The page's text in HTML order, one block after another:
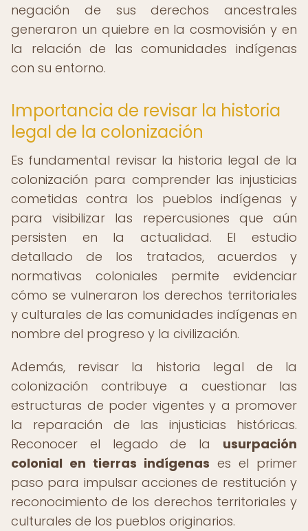
negación de sus derechos ancestrales
generaron un quiebre en la cosmovisión y en
la relación de las comunidades indígenas
con su entorno.
Importancia de revisar la historia
legal de la colonización
Es fundamental revisar la historia legal de la
colonización para comprender las injusticias
cometidas contra los pueblos indígenas y
para visibilizar las repercusiones que aún
persisten en la actualidad. El estudio
detallado de los tratados, acuerdos y
normativas coloniales permite evidenciar
cómo se vulneraron los derechos territoriales
y culturales de las comunidades indígenas en
nombre del progreso y la civilización.
Además, revisar la historia legal de la
colonización contribuye a cuestionar las
estructuras de poder vigentes y a promover
la reparación de las injusticias históricas.
Reconocer el legado de la usurpación
colonial en tierras indígenas es el primer
paso para impulsar acciones de restitución y
reconocimiento de los derechos territoriales y
culturales de los pueblos originarios.